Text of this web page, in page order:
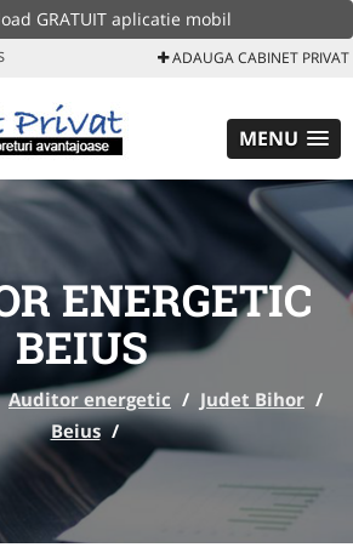
GRATUIT aplicatie mobil
ADAUGA CABINET PRIVAT
MENU
ENERGETIC
BEIUS
Auditor energetic / Judet Bihor /
Beius /